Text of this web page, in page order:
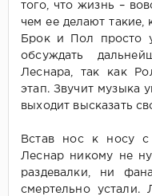
того, что жизнь –
чем ее делают такие,
Брок и Пол просто
обсуждать
Леснара, так как
этап. Звучит музыка
выходит высказать
Встав нос к носу с
Леснар никому не
раздевалки, ни
смертельно устали.